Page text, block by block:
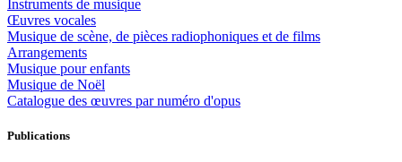
Instruments de musique
Œuvres vocales
Musique de scène, de pièces radiophoniques et de films
Arrangements
Musique pour enfants
Musique de Noël
Catalogue des œuvres par numéro d'opus
Publications